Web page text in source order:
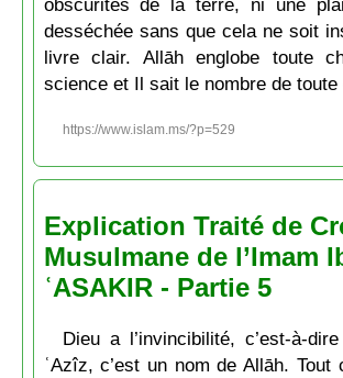
obscurités de la terre, ni une
desséchée sans que cela ne soit
livre clair. Allāh englobe toute
science et Il sait le nombre de toute
https://www.islam.ms/?p=529
Explication Traité de
Musulmane de l’Imam
ʿASAKIR - Partie 5
Dieu a l’invincibilité, c’est-à-
ʿAzîz, c’est un nom de Allāh. Tout